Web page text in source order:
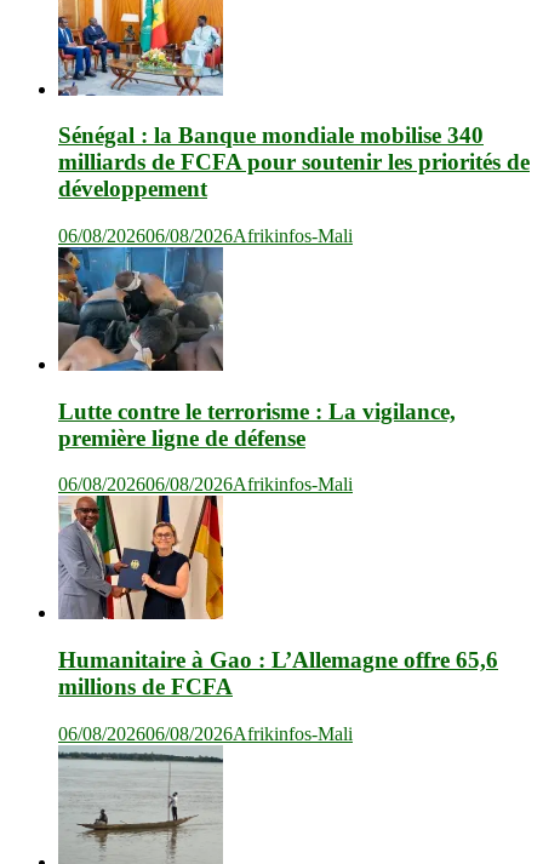
Sénégal : la Banque mondiale mobilise 340
milliards de FCFA pour soutenir les priorités de
développement
06/08/202606/08/2026Afrikinfos-Mali
Lutte contre le terrorisme : La vigilance,
première ligne de défense
06/08/202606/08/2026Afrikinfos-Mali
Humanitaire à Gao : L’Allemagne offre 65,6
millions de FCFA
06/08/202606/08/2026Afrikinfos-Mali